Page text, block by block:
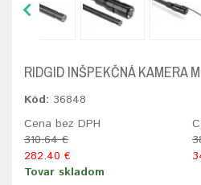
RIDGID INŠPEKČNÁ KAMERA
Kód: 36848
Cena bez DPH
310.64 €
282.40 €
Tovar skladom